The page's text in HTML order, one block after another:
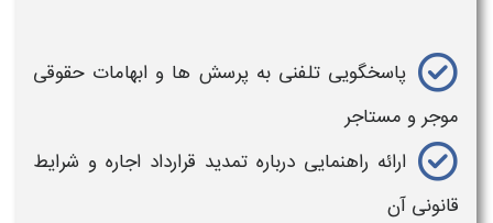
پاسخگویی تلفنی به پرسش ها و ابهامات حقوقی
موجر و مستاجر
ارائه راهنمایی درباره تمدید قرارداد اجاره و شرایط
قانونی آن